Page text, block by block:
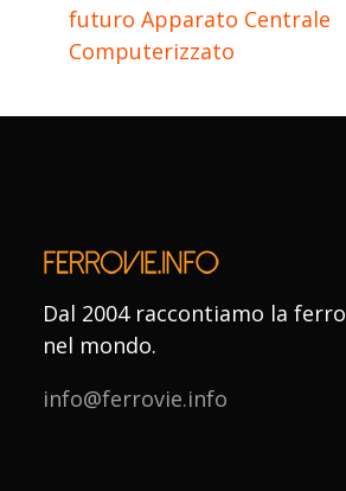
futuro Apparato Centrale
Computerizzato
Dal 2004 raccontiamo la
nel mondo.
info@ferrovie.info